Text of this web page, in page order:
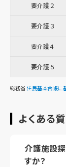
要介護２
要介護３
要介護４
要介護５
総務省住民基本台帳に
よくある
介護施設
すか？